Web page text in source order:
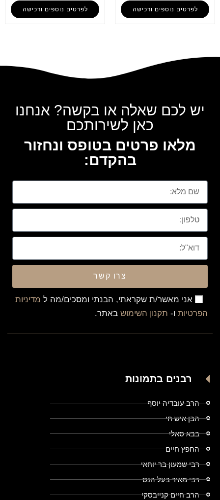
לפרטים נוספים ורכישה לפרטים נוספים ורכישה
יש לכם שאלה או בקשה? אנחנו
כאן לשירותכם
מלאו פרטים בטופס ונחזור
בהקדם:
אני מאשר/ת שקראתי, הבנתי ומסכים/מה ל מדיניות
הפרטיות ו- תקנון השימוש באתר.
צרו קשר
רבנים בתמונות
הרב עובדיה יוסף
הבן איש חי
בבא סאלי
החפץ חיים
רבי שמעון בר יוחאי
רבי מאיר בעל הנס
הרב חיים קנייבסקי